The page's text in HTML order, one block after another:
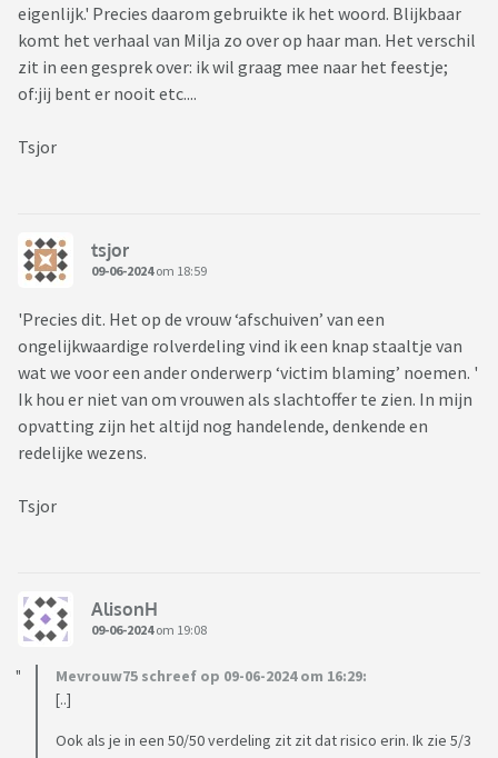
eigenlijk.' Precies daarom gebruikte ik het woord. Blijkbaar
komt het verhaal van Milja zo over op haar man. Het verschil
zit in een gesprek over: ik wil graag mee naar het feestje;
of:jij bent er nooit etc....
Tsjor
tsjor
09-06-2024om 18:59
'Precies dit. Het op de vrouw ‘afschuiven’ van een
ongelijkwaardige rolverdeling vind ik een knap staaltje van
wat we voor een ander onderwerp ‘victim blaming’ noemen. '
Ik hou er niet van om vrouwen als slachtoffer te zien. In mijn
opvatting zijn het altijd nog handelende, denkende en
redelijke wezens.
Tsjor
AlisonH
09-06-2024om 19:08
Mevrouw75 schreef op 09-06-2024 om 16:29:
[..]
Ook als je in een 50/50 verdeling zit zit dat risico erin. Ik zie 5/3